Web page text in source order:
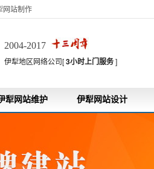
网站制作
2004-2017
伊犁地区网络公司[3小时上门服务]
犁网站维护 伊犁网站设计